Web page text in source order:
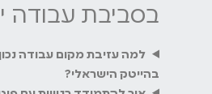
בסביבת עבודה
למה עזיבת מקום עבודה
בהייטק הישראלי?